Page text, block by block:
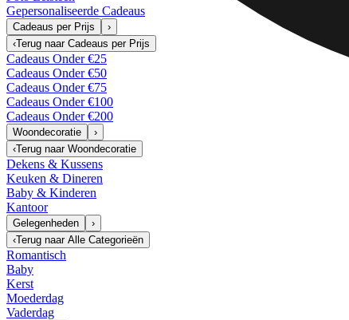
Gepersonaliseerde Cadeaus
Cadeaus per Prijs
›
‹Terug naar Cadeaus per Prijs
Cadeaus Onder €25
Cadeaus Onder €50
Cadeaus Onder €75
Cadeaus Onder €100
Cadeaus Onder €200
Woondecoratie
›
‹Terug naar Woondecoratie
Dekens & Kussens
Keuken & Dineren
Baby & Kinderen
Kantoor
Gelegenheden
›
‹Terug naar Alle Categorieën
Romantisch
Baby
Kerst
Moederdag
Vaderdag